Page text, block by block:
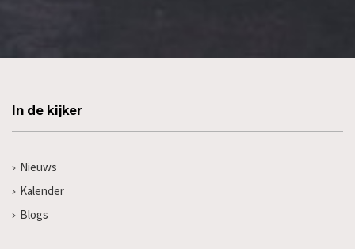
In de kijker
Nieuws
Kalender
Blogs